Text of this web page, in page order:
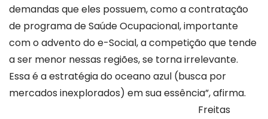
demandas que eles possuem, como a contratação
de programa de Saúde Ocupacional, importante
com o advento do e-Social, a competição que tende
a ser menor nessas regiões, se torna irrelevante.
Essa é a estratégia do oceano azul (busca por
mercados inexplorados) em sua essência”, afirma.
Freitas